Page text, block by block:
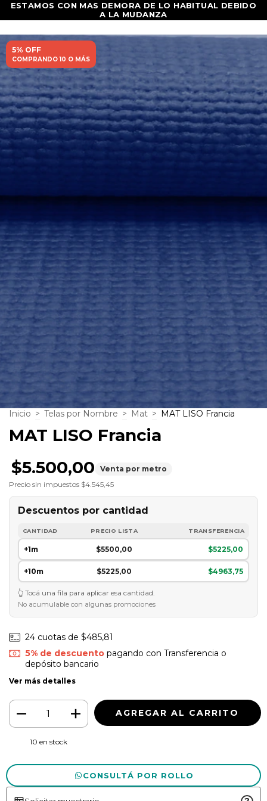
5% OFF
COMPRANDO 10 O MÁS
Inicio > Telas por Nombre > Mat > MAT LISO Francia
MAT LISO Francia
$5.500,00
Venta por metro
Precio sin impuestos $4.545,45
Descuentos por cantidad
CANTIDAD PRECIO LISTA TRANSFERENCIA
+1m $5500,00 $5225,00
+10m $5225,00 $4963,75
Tocá una fila para aplicar esa cantidad.
No acumulable con algunas promociones
24 cuotas de $485,81
5% de descuentopagando con Transferencia o
depósito bancario
Ver más detalles
10 en stock
CONSULTÁ POR ROLLO